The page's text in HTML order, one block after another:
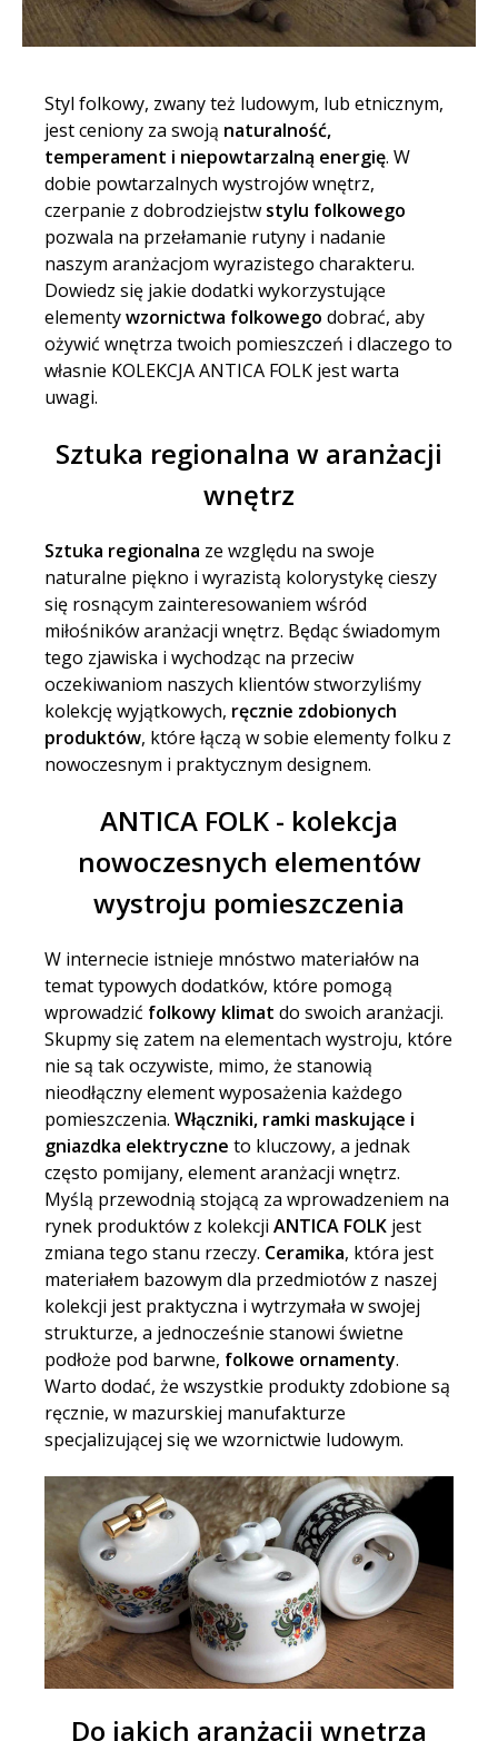
Styl folkowy, zwany też ludowym, lub etnicznym,
jest ceniony za swoją naturalność,
temperament i niepowtarzalną energię. W
dobie powtarzalnych wystrojów wnętrz,
czerpanie z dobrodziejstw stylu folkowego
pozwala na przełamanie rutyny i nadanie
naszym aranżacjom wyrazistego charakteru.
Dowiedz się jakie dodatki wykorzystujące
elementywzornictwa folkowego dobrać, aby
ożywić wnętrza twoich pomieszczeń i dlaczego to
własnie KOLEKCJA ANTICA FOLK jest warta
uwagi.
Sztuka regionalna w aranżacji
wnętrz
Sztuka regionalna ze względu na swoje
naturalne piękno i wyrazistą kolorystykę cieszy
się rosnącym zainteresowaniem wśród
miłośników aranżacji wnętrz. Będąc świadomym
tego zjawiska i wychodząc na przeciw
oczekiwaniom naszych klientów stworzyliśmy
kolekcję wyjątkowych, ręcznie zdobionych
produktów, które łączą w sobie elementy folku z
nowoczesnym i praktycznym designem.
ANTICA FOLK - kolekcja
nowoczesnych elementów
wystroju pomieszczenia
W internecie istnieje mnóstwo materiałów na
temat typowych dodatków, które pomogą
wprowadzić folkowy klimat do swoich aranżacji.
Skupmy się zatem na elementach wystroju, które
nie są tak oczywiste, mimo, że stanowią
nieodłączny element wyposażenia każdego
pomieszczenia.Włączniki, ramki maskujące i
gniazdka elektryczne to kluczowy, a jednak
często pomijany, element aranżacji wnętrz.
Myślą przewodnią stojącą za wprowadzeniem na
rynek produktów z kolekcjiANTICA FOLK jest
zmiana tego stanu rzeczy. Ceramika, która jest
materiałem bazowym dla przedmiotów z naszej
kolekcji jest praktyczna i wytrzymała w swojej
strukturze, a jednocześnie stanowi świetne
podłoże pod barwne, folkowe ornamenty.
Warto dodać, że wszystkie produkty zdobione są
ręcznie, w mazurskiej manufakturze
specjalizującej się we wzornictwie ludowym.
Do jakich aranżacji wnętrza